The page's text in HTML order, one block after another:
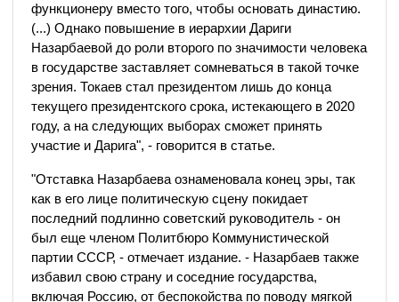
функционеру вместо того, чтобы основать династию.
(...) Однако повышение в иерархии Дариги
Назарбаевой до роли второго по значимости человека
в государстве заставляет сомневаться в такой точке
зрения. Токаев стал президентом лишь до конца
текущего президентского срока, истекающего в 2020
году, а на следующих выборах сможет принять
участие и Дарига", - говорится в статье.
"Отставка Назарбаева ознаменовала конец эры, так
как в его лице политическую сцену покидает
последний подлинно советский руководитель - он
был еще членом Политбюро Коммунистической
партии СССР, - отмечает издание. - Назарбаев также
избавил свою страну и соседние государства,
включая Россию, от беспокойства по поводу мягкой